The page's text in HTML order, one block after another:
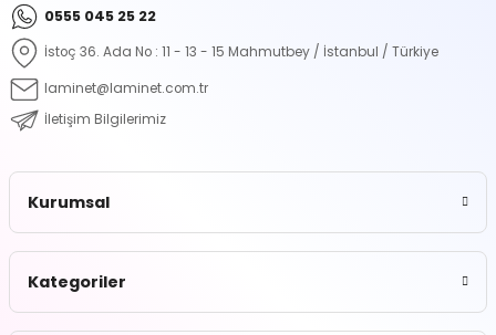
0555 045 25 22
İstoç 36. Ada No : 11 - 13 - 15 Mahmutbey / İstanbul / Türkiye
laminet@laminet.com.tr
İletişim Bilgilerimiz
Kurumsal
Kategoriler